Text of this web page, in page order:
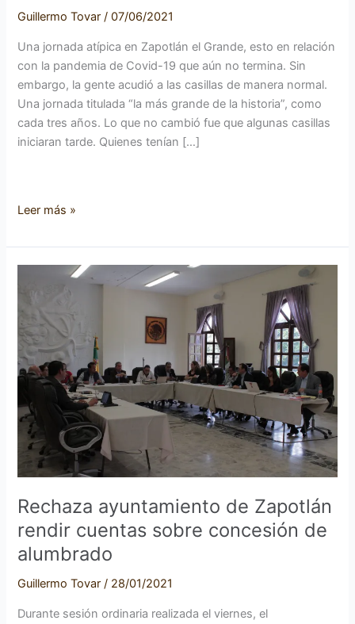
Guillermo Tovar/07/06/2021
Una jornada atípica en Zapotlán el Grande, esto en relación
con la pandemia de Covid-19 que aún no termina. Sin
embargo, la gente acudió a las casillas de manera normal.
Una jornada titulada “la más grande de la historia”, como
cada tres años. Lo que no cambió fue que algunas casillas
iniciaran tarde. Quienes tenían […]
Leer más »
Rechaza ayuntamiento de Zapotlán
rendir cuentas sobre concesión de
alumbrado
Guillermo Tovar/ 28/01/2021
Durante sesión ordinaria realizada el viernes, el
ayuntamiento
de
Zapotlán
rendir
cuentas
sobre
concesión
de
alumbrado